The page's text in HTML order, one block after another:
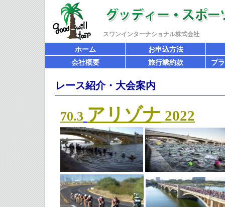
スワンインターナショナル株式会社
ホーム
お申込方法
会社概要
旅行業約款 プ
レース紹介・大会案内
70.3 アリゾナ 2022